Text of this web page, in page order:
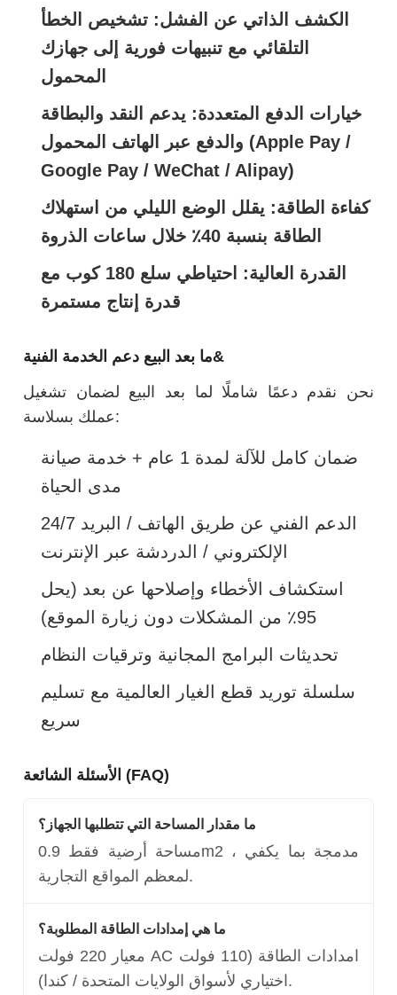
الكشف الذاتي عن الفشل: تشخيص الخطأ
التلقائي مع تنبيهات فورية إلى جهازك
المحمول
خيارات الدفع المتعددة: يدعم النقد والبطاقة
والدفع عبر الهاتف المحمول (Apple Pay /
Google Pay / WeChat / Alipay)
كفاءة الطاقة: يقلل الوضع الليلي من استهلاك
الطاقة بنسبة 40٪ خلال ساعات الذروة
القدرة العالية: احتياطي سلع 180 كوب مع
قدرة إنتاج مستمرة
ما بعد البيع دعم الخدمة الفنية&
نحن نقدم دعمًا شاملًا لما بعد البيع لضمان تشغيل
عملك بسلاسة:
ضمان كامل للآلة لمدة 1 عام + خدمة صيانة
مدى الحياة
24/7 الدعم الفني عن طريق الهاتف / البريد
الإلكتروني / الدردشة عبر الإنترنت
استكشاف الأخطاء وإصلاحها عن بعد (يحل
95٪ من المشكلات دون زيارة الموقع)
تحديثات البرامج المجانية وترقيات النظام
سلسلة توريد قطع الغيار العالمية مع تسليم
سريع
الأسئلة الشائعة (FAQ)
ما مقدار المساحة التي تتطلبها الجهاز؟
مساحة أرضية فقط 0.9m2 ، مدمجة بما يكفي
لمعظم المواقع التجارية.
ما هي إمدادات الطاقة المطلوبة؟
معيار 220 فولت AC امدادات الطاقة (110 فولت
اختياري لأسواق الولايات المتحدة / كندا).